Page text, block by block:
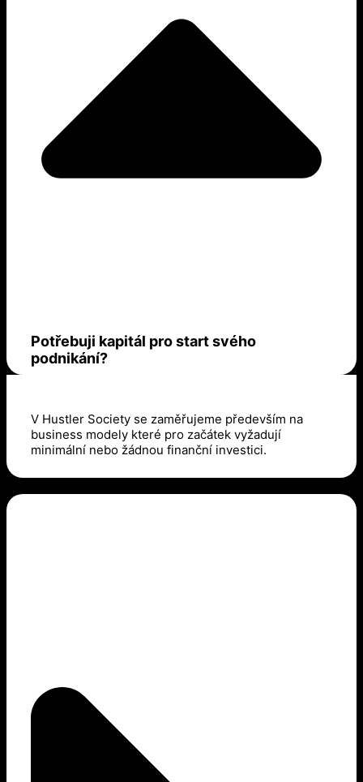
Potřebuji kapitál pro start svého
podnikání?
V Hustler Society se zaměřujeme především na
business modely které pro začátek vyžadují
minimální nebo žádnou finanční investici.